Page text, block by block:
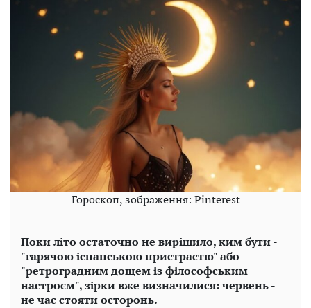
Гороскоп, зображення: Pinterest
Поки літо остаточно не вирішило, ким бути -
"гарячою іспанською пристрастю" або
"ретроградним дощем із філософським
настроєм", зірки вже визначилися: червень -
не час стояти осторонь.